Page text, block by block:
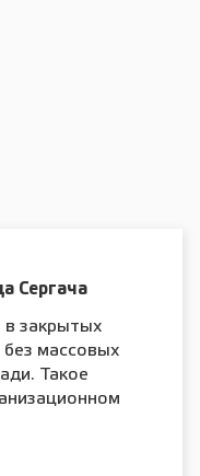
Сергача
в закрытых
массовых
Такое